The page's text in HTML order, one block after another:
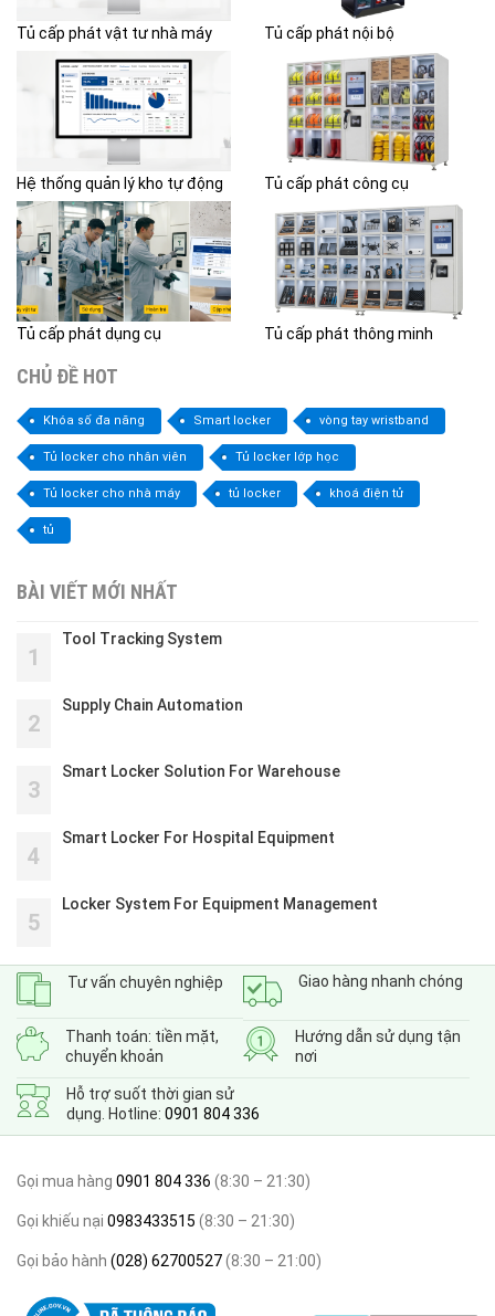
Tủ cấp phát vật tư nhà máy Tủ cấp phát nội bộ
Hệ thống quản lý kho tự động Tủ cấp phát công cụ
Tủ cấp phát dụng cụ Tủ cấp phát thông minh
CHỦ ĐỀ HOT
Khóa số đa năng Smart locker vòng tay wristband
Tủ locker cho nhân viên Tủ locker lớp học
Tủ locker cho nhà máy tủ locker khoá điện tử
tủ
BÀI VIẾT MỚI NHẤT
1
Tool Tracking System
2
Supply Chain Automation
3
Smart Locker Solution For Warehouse
4
Smart Locker For Hospital Equipment
5
Locker System For Equipment Management
Tư vấn chuyên nghiệp Giao hàng nhanh chóng
Thanh toán: tiền mặt,
chuyển khoản
Hướng dẫn sử dụng tận
nơi
Hỗ trợ suốt thời gian sử
dụng. Hotline: 0901 804 336
Gọi mua hàng 0901 804 336 (8:30 – 21:30)
Gọi khiếu nại 0983433515 (8:30 – 21:30)
Gọi bảo hành (028) 62700527(8:30 – 21:00)